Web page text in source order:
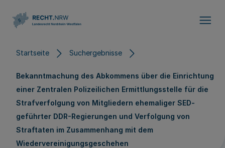
Startseite Suchergebnisse
Bekanntmachung des Abkommens über die Einrichtung
einer Zentralen Polizeilichen Ermittlungsstelle für die
Strafverfolgung von Mitgliedern ehemaliger SED-
geführter DDR-Regierungen und Verfolgung von
Straftaten im Zusammenhang mit dem
Wiedervereinigungsgeschehen